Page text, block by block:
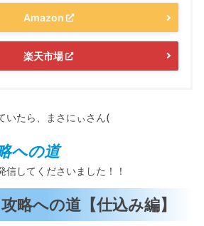
Amazon
楽天市場
いたら、まさにぃさん(
への道
信してくださいました！！
略への道【仕込み編】